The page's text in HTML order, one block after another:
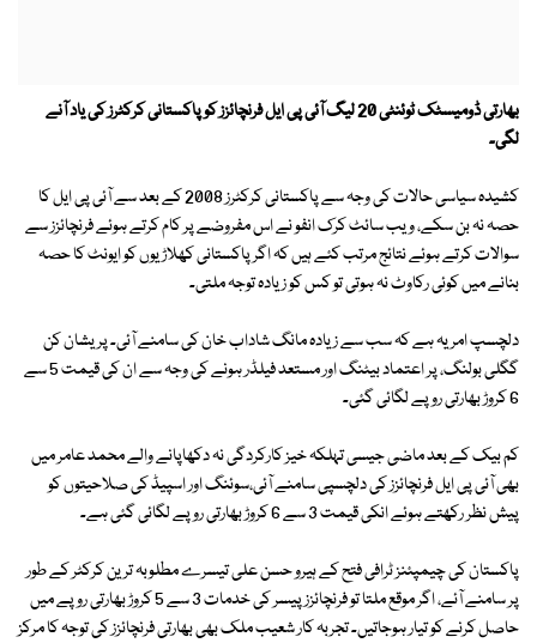
بھارتی ڈومیسٹک ٹوئنٹی 20 لیگ آئی پی ایل فرنچائزز کو پاکستانی کرکٹرز کی یاد آنے
لگی۔
کشیدہ سیاسی حالات کی وجہ سے پاکستانی کرکٹرز 2008 کے بعد سے آئی پی ایل کا
حصہ نہ بن سکے، ویب سائٹ کرک انفو نے اس مفروضے پر کام کرتے ہوئے فرنچائزز سے
سوالات کرتے ہوئے نتائج مرتب کئے ہیں کہ اگر پاکستانی کھلاڑیوں کو ایونٹ کا حصہ
بنانے میں کوئی رکاوٹ نہ ہوتی تو کس کو زیادہ توجہ ملتی۔
دلچسپ امر یہ ہے کہ سب سے زیادہ مانگ شاداب خان کی سامنے آئی۔ پریشان کن
گگلی بولنگ، پر اعتماد بیٹنگ اور مستعد فیلڈر ہونے کی وجہ سے ان کی قیمت 5 سے
6 کروڑ بھارتی روپے لگائی گئی۔
کم بیک کے بعد ماضی جیسی تہلکہ خیز کارکردگی نہ دکھاپانے والے محمد عامر میں
بھی آئی پی ایل فرنچائزز کی دلچسپی سامنے آئی،سوئنگ اور اسپیڈ کی صلاحیتوں کو
پیش نظر رکھتے ہوئے انکی قیمت 3 سے 6 کروڑ بھارتی روپے لگائی گئی ہے۔
پاکستان کی چیمپئنز ٹرافی فتح کے ہیرو حسن علی تیسرے مطلوبہ ترین کرکٹر کے طور
پر سامنے آئے، اگر موقع ملتا تو فرنچائزز پیسر کی خدمات 3 سے 5 کروڑ بھارتی روپے میں
حاصل کرنے کو تیار ہوجاتیں۔ تجربہ کار شعیب ملک بھی بھارتی فرنچائزز کی توجہ کا مرکز